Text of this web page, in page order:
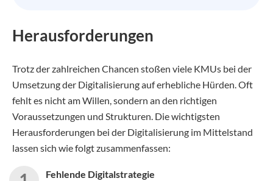
Herausforderungen
Trotz der zahlreichen Chancen stoßen viele KMUs bei der
Umsetzung der Digitalisierung auf erhebliche Hürden. Oft
fehlt es nicht am Willen, sondern an den richtigen
Voraussetzungen und Strukturen. Die wichtigsten
Herausforderungen bei der Digitalisierung im Mittelstand
lassen sich wie folgt zusammenfassen:
Fehlende Digitalstrategie